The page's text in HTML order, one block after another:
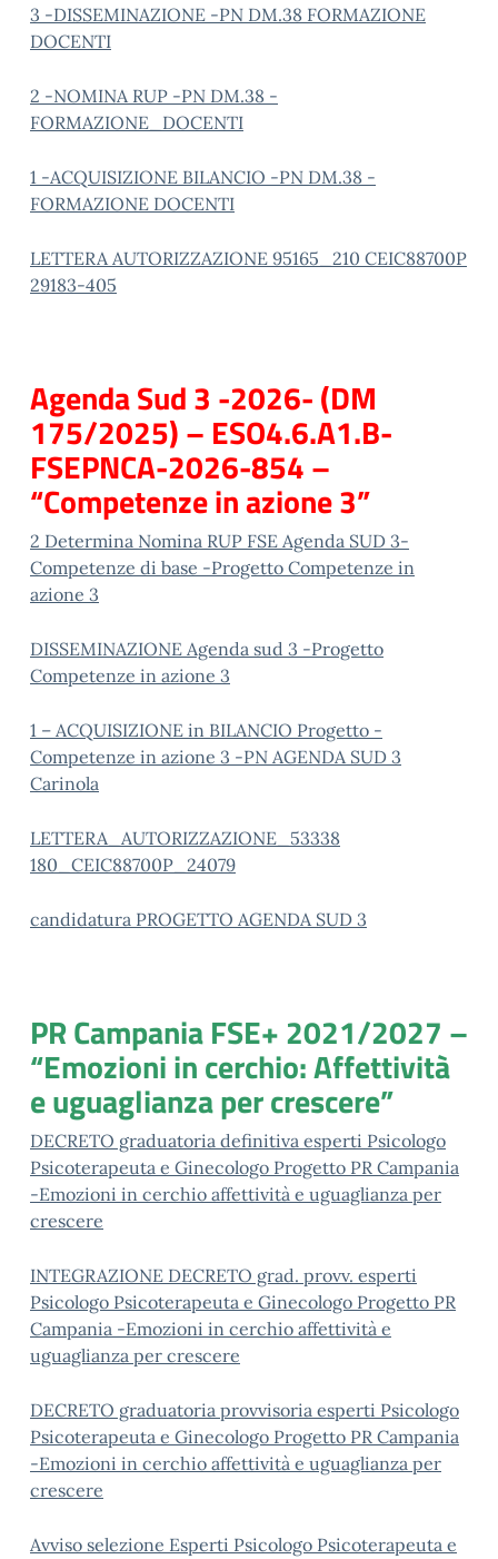
3 -DISSEMINAZIONE -PN DM.38 FORMAZIONE
DOCENTI
2 -NOMINA RUP -PN DM.38 -
FORMAZIONE_DOCENTI
1 -ACQUISIZIONE BILANCIO -PN DM.38 -
FORMAZIONE DOCENTI
LETTERA AUTORIZZAZIONE 95165_210 CEIC88700P
29183-405
Agenda Sud 3 -2026- (DM
175/2025) – ESO4.6.A1.B-
FSEPNCA-2026-854 –
“Competenze in azione 3”
2 Determina Nomina RUP FSE Agenda SUD 3-
Competenze di base -Progetto Competenze in
azione 3
DISSEMINAZIONE Agenda sud 3 -Progetto
Competenze in azione 3
1 – ACQUISIZIONE in BILANCIO Progetto -
Competenze in azione 3 -PN AGENDA SUD 3
Carinola
LETTERA_AUTORIZZAZIONE_53338
180_CEIC88700P_24079
candidatura PROGETTO AGENDA SUD 3
PR Campania FSE+ 2021/2027 –
“Emozioni in cerchio: Affettività
e uguaglianza per crescere”
DECRETO graduatoria definitiva esperti Psicologo
Psicoterapeuta e Ginecologo Progetto PR Campania
-Emozioni in cerchio affettività e uguaglianza per
crescere
INTEGRAZIONE DECRETO grad. provv. esperti
Psicologo Psicoterapeuta e Ginecologo Progetto PR
Campania -Emozioni in cerchio affettività e
uguaglianza per crescere
DECRETO graduatoria provvisoria esperti Psicologo
Psicoterapeuta e Ginecologo Progetto PR Campania
-Emozioni in cerchio affettività e uguaglianza per
crescere
Avviso selezione Esperti Psicologo Psicoterapeuta e